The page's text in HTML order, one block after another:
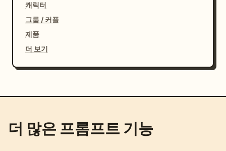
캐릭터
그룹 / 커플
제품
더 보기
더 많은 프롬프트 기능